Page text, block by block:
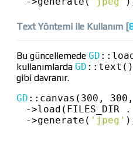
Text Yöntemi ile Kullanım [
Bu güncellemede GD ::
kullanımlarda GD :: text()
gibi davranır.
GD :: canvas(300,
->load(FILES_DIR .
->generate( 'jpeg' )